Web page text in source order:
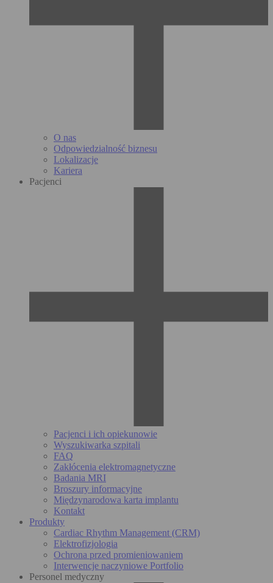
O nas
Odpowiedzialność biznesu
Lokalizacje
Kariera
Pacjenci
Pacjenci i ich opiekunowie
Wyszukiwarka szpitali
FAQ
Zakłócenia elektromagnetyczne
Badania MRI
Broszury informacyjne
Międzynarodowa karta implantu
Kontakt
Produkty
Cardiac Rhythm Management (CRM)
Elektrofizjologia
Ochrona przed promieniowaniem
Interwencje naczyniowe Portfolio
Personel medyczny